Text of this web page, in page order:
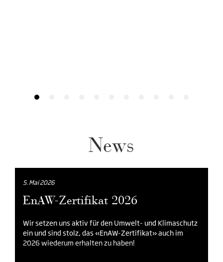
News
5. Mai 2026
EnAW-Zertifikat 2026
Wir setzen uns aktiv für den Umwelt- und Klimaschutz
ein und sind stolz, das «EnAW-Zertifikat» auch im
2026 wiederum erhalten zu haben!